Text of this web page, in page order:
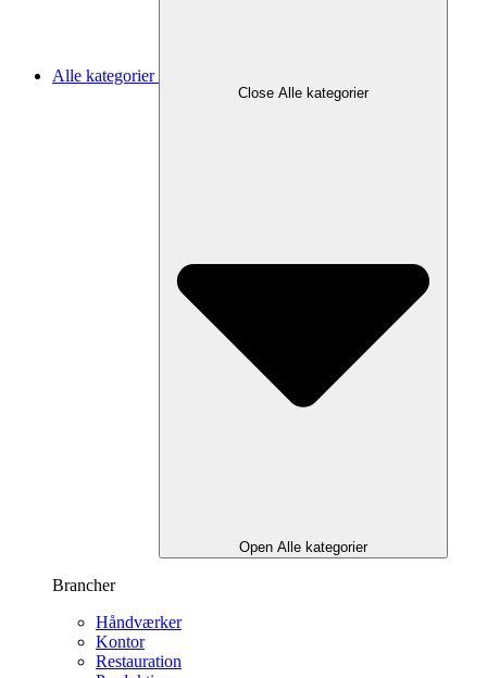
Alle kategorier
Close Alle kategorier
Open Alle kategorier
Brancher
Håndværker
Kontor
Restauration